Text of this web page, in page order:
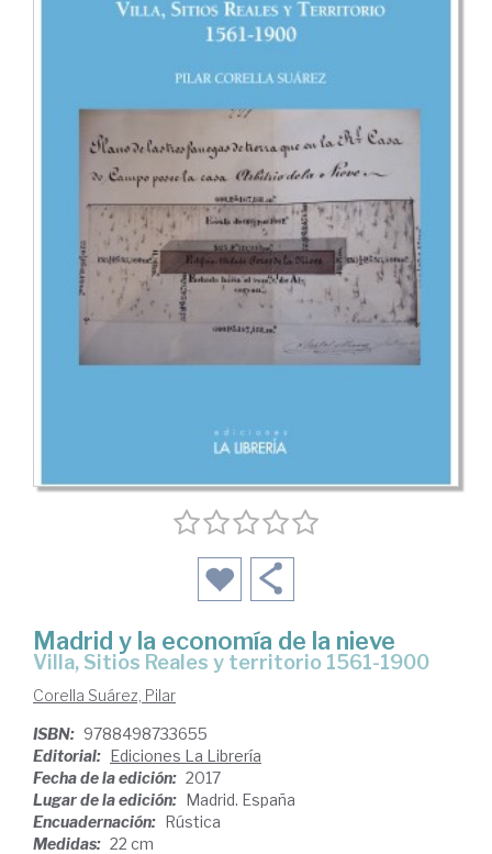
Madrid y la economía de la nieve
Villa, Sitios Reales y territorio 1561-1900
Corella Suárez, Pilar
ISBN: 9788498733655
Editorial: Ediciones La Librería
Fecha de la edición: 2017
Lugar de la edición: Madrid. España
Encuadernación: Rústica
Medidas: 22 cm